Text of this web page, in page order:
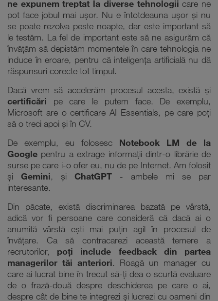
ne expunem treptat la diverse tehnologii care ne
pot face jobul mai ușor. Nu e întotdeauna ușor și nu
se poate rezolva peste noapte, dar este important să
le testăm. La fel de important este să ne asigurăm că
învățăm să depistăm momentele în care tehnologia ne
induce în eroare, pentru că inteligența artificială nu dă
răspunsuri corecte tot timpul.
Dacă vrem să accelerăm procesul acesta, există și
certificări pe care le putem face. De exemplu,
Microsoft are o certificare AI Essentials, pe care poți
să o treci apoi și în CV.
De exemplu, eu folosesc Notebook LM de la
Google pentru a extrage informații dintr-o librărie de
surse pe care i-o ofer eu, nu de pe Internet. Am folosit
și Gemini, și ChatGPT - ambele mi se par
interesante.
Din păcate, există discriminarea bazată pe vârstă,
adică vor fi persoane care consideră că dacă ai o
anumită vârstă ești mai puțin agil în procesul de
învățare. Ca să contracarezi această temere a
recrutorilor, poți include feedback din partea
managerilor tăi anteriori. Roagă un manager cu
care ai lucrat bine în trecut să-ți dea o scurtă evaluare
de o frază-două despre deschiderea pe care o ai,
despre cât de bine te integrezi și lucrezi cu oameni din